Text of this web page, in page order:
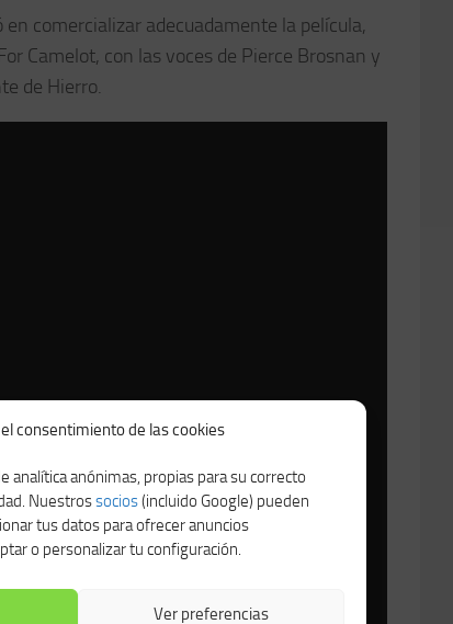
consentimiento de las cookies
analítica anónimas, propias para su correcto
Nuestrossocios(incluido Google) pueden
tus datos para ofrecer anuncios
o personalizar tu configuración.
Ver preferencias
comercializar adecuadamente la película,
Camelot, con las voces de Pierce Brosnan y
de Hierro.